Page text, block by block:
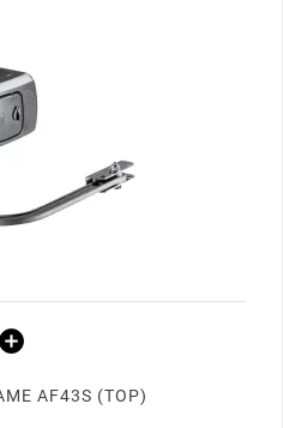
AF43S (TOP)